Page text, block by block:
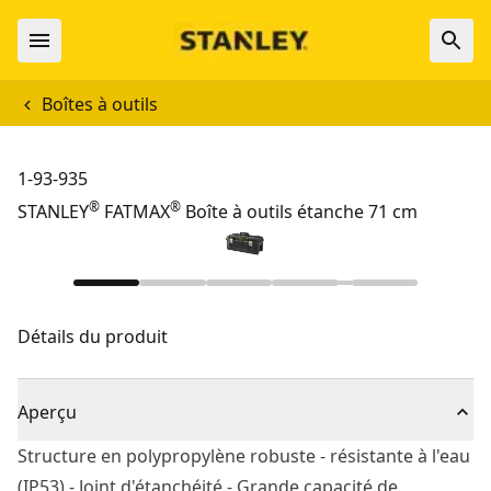
Boîtes à outils
1-93-935
STANLEY® FATMAX® Boîte à outils étanche 71 cm
Détails du produit
Aperçu
Structure en polypropylène robuste - résistante à l'eau